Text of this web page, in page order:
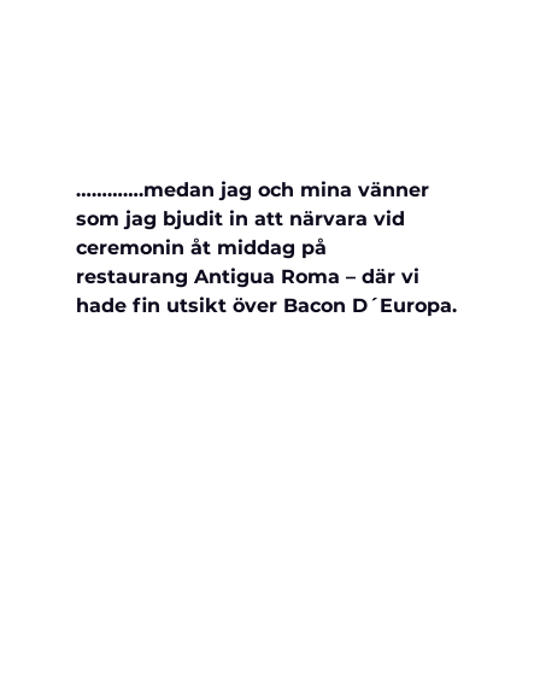
………….medan jag och mina vänner
som jag bjudit in att närvara vid
ceremonin åt middag på
restaurang Antigua Roma – där vi
hade fin utsikt över Bacon D´Europa.